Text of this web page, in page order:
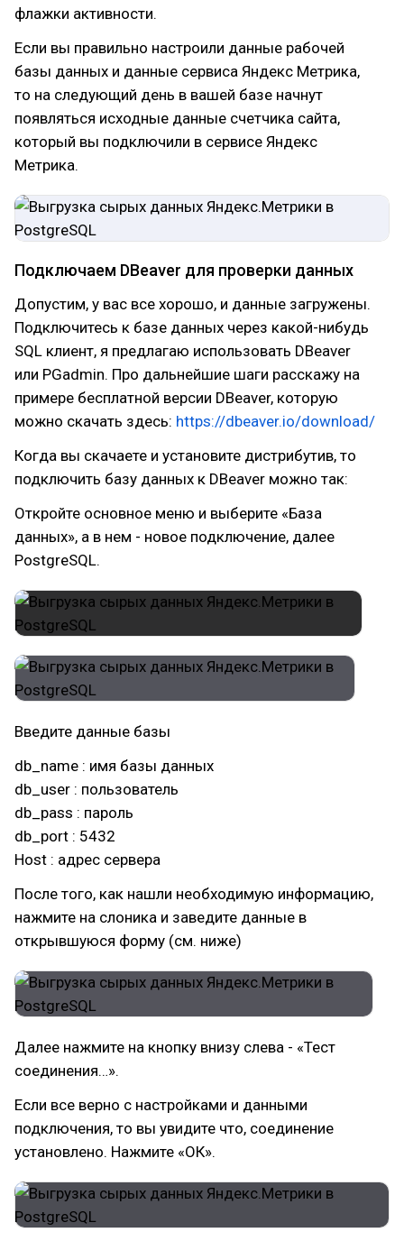
флажки активности.
Если вы правильно настроили данные рабочей
базы данных и данные сервиса Яндекс Метрика,
то на следующий день в вашей базе начнут
появляться исходные данные счетчика сайта,
который вы подключили в сервисе Яндекс
Метрика.
Подключаем DBeaver для проверки данных
Допустим, у вас все хорошо, и данные загружены.
Подключитесь к базе данных через какой-нибудь
SQL клиент, я предлагаю использовать DBeaver
или PGadmin. Про дальнейшие шаги расскажу на
примере бесплатной версии DBeaver, которую
можно скачать здесь: https://dbeaver.io/download/
Когда вы скачаете и установите дистрибутив, то
подключить базу данных к DBeaver можно так:
Откройте основное меню и выберите «База
данных», а в нем - новое подключение, далее
PostgreSQL.
Введите данные базы
db_name : имя базы данных
db_user : пользователь
db_pass : пароль
db_port : 5432
Host : адрес сервера
После того, как нашли необходимую информацию,
нажмите на слоника и заведите данные в
открывшуюся форму (см. ниже)
Далее нажмите на кнопку внизу слева - «Тест
соединения…».
Если все верно с настройками и данными
подключения, то вы увидите что, соединение
установлено. Нажмите «ОК».